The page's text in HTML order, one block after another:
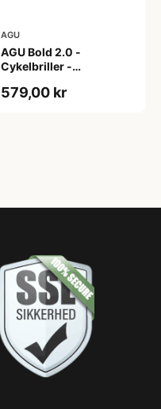
AGU
AGU Bold 2.0 -
Cykelbriller -
579,00 kr